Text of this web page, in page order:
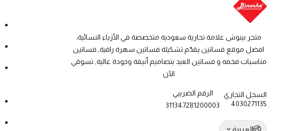
متجر بينوش علامة تجارية سعودية متخصصة في الأزياء النسائية،
افضل موقع فساتين يقدّم تشكيلة فساتين سهرة راقية, فساتين
مناسبات فخمه و فساتين العيد بتصاميم أنيقة وجودة عالية, تسوقي
الآن
السجل التجاري
4030271135
الرقم الضريبي
311347281200003
العربية